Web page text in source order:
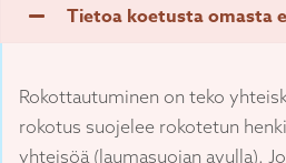
Tietoa koetusta omasta
Rokottautuminen on teko
rokotus suojelee rokotetun
yhteisöä (laumasuojan avulla).